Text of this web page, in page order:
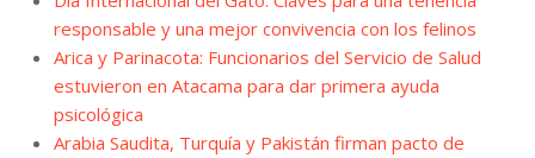
responsable y una mejor convivencia con los felinos
Arica y Parinacota: Funcionarios del Servicio de Salud
estuvieron en Atacama para dar primera ayuda
psicológica
Arabia Saudita, Turquía y Pakistán firman pacto de